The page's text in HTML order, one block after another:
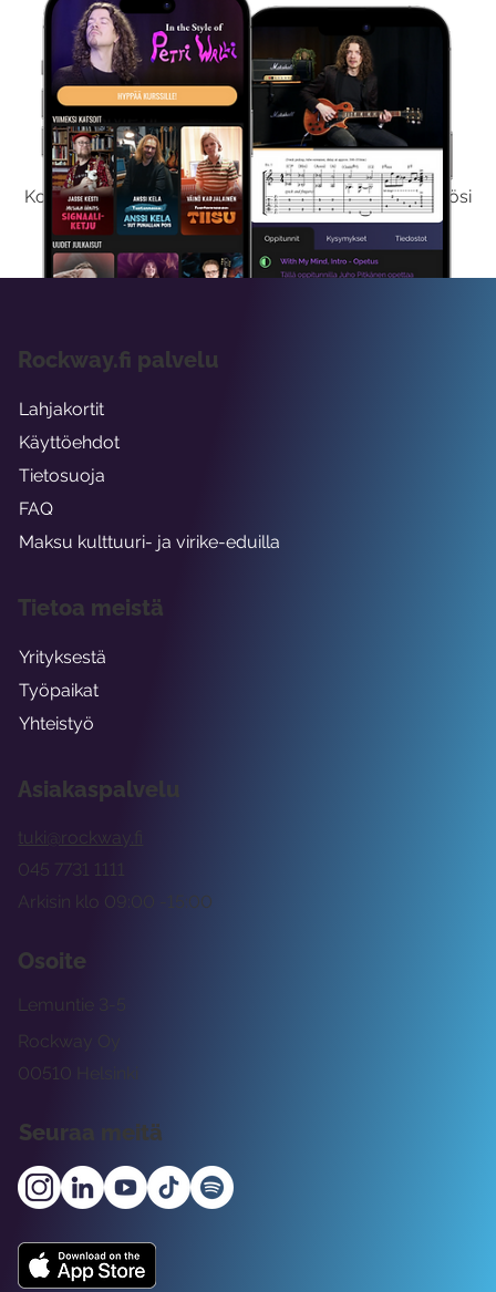
Kokeile Ilmaiseksi
Kokeilemalla ilmaiseksi saat koko sisältömme käyttöösi
viikon ajaksi.
Asiakaspalvelu
tuki@rockway.fi
Arkisin klo 09:00 -15:00
045 7731 1111
Osoite
Rockway Oy
Lemuntie 3-5
00510 Helsinki
Seuraa meitä
Rockway.fi palvelu
Lahjakortit
Käyttöehdot
Tietosuoja
FAQ
Maksu kulttuuri- ja virike-eduilla
Tietoa meistä
Yrityksestä
Työpaikat
Yhteistyö